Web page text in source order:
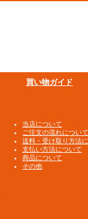
買い物ガイド
​当店について
ご注文の流れについて
送料・受け取り方法
支払い方法について
商品について
その他